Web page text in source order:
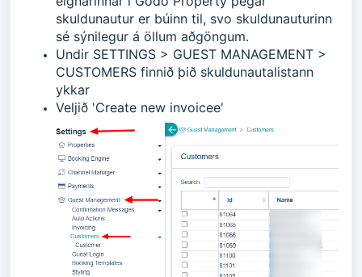
skuldunautur er búinn til, svo skuldunauturinn
sé sýnilegur á öllum aðgöngum.
Undir SETTINGS > GUEST MANAGEMENT >
CUSTOMERS finnið þið skuldunautalistann
ykkar
Veljið 'Create new invoicee'